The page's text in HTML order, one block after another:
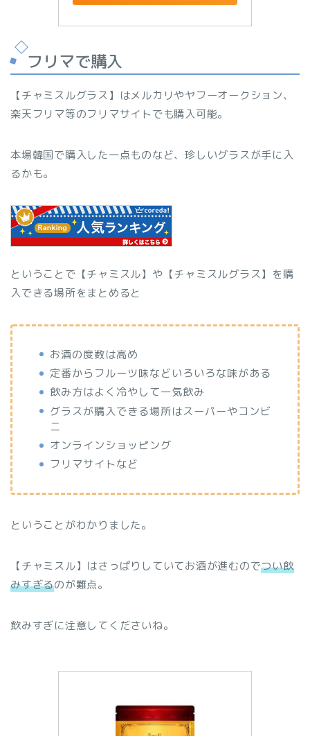
フリマで購入
【チャミスルグラス】はメルカリやヤフーオークション、
楽天フリマ等のフリマサイトでも購入可能。
本場韓国で購入した一点ものなど、珍しいグラスが手に入
るかも。
ということで【チャミスル】や【チャミスルグラス】を購
入できる場所をまとめると
お酒の度数は高め
定番からフルーツ味などいろいろな味がある
飲み方はよく冷やして一気飲み
グラスが購入できる場所はスーパーやコンビ
ニ
オンラインショッピング
フリマサイトなど
ということがわかりました。
【チャミスル】はさっぱりしていてお酒が進むのでつい飲
みすぎるのが難点。
飲みすぎに注意してくださいね。